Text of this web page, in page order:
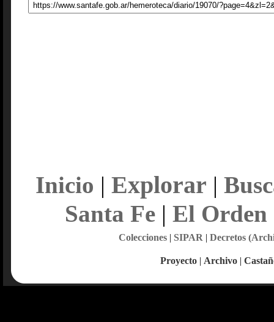
Inicio | Explorar |
Santa Fe| El Orden
Colecciones| SIPAR | Decretos
Proyecto | Archivo |